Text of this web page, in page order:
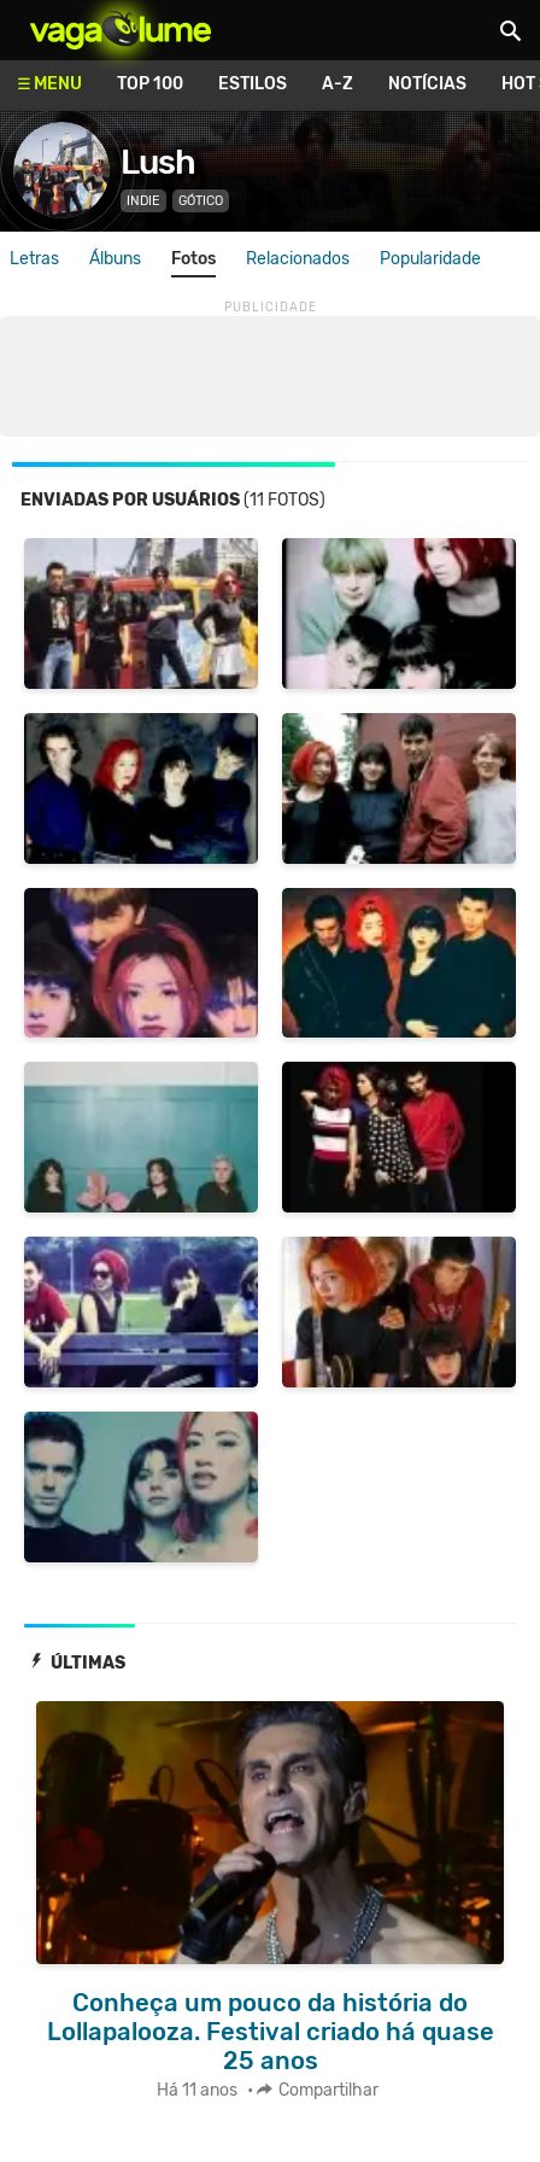
MENU TOP 100 ESTILOS A-Z NOTÍCIAS
Lush
INDIE GÓTICO
Letras Álbuns Fotos Relacionados Popularidade
ENVIADAS POR USUÁRIOS(11 FOTOS)
ÚLTIMAS
Conheça um pouco da história do
Lollapalooza. Festival criado há quase
25 anos
Há 11 anos • Compartilhar